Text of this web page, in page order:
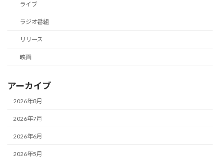
ライブ
ラジオ番組
リリース
映画
アーカイブ
2026年8月
2026年7月
2026年6月
2026年5月